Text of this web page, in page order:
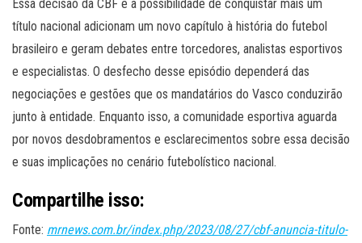
Essa decisão da CBF e a possibilidade de conquistar mais um
título nacional adicionam um novo capítulo à história do futebol
brasileiro e geram debates entre torcedores, analistas esportivos
e especialistas. O desfecho desse episódio dependerá das
negociações e gestões que os mandatários do Vasco conduzirão
junto à entidade. Enquanto isso, a comunidade esportiva aguarda
por novos desdobramentos e esclarecimentos sobre essa decisão
e suas implicações no cenário futebolístico nacional.
Compartilhe isso:
Fonte: mrnews.com.br/index.php/2023/08/27/cbf-anuncia-titulo-